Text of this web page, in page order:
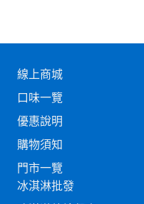
線上商城
口味一覽
優惠說明
購物須知
門市一覽
冰淇淋批發